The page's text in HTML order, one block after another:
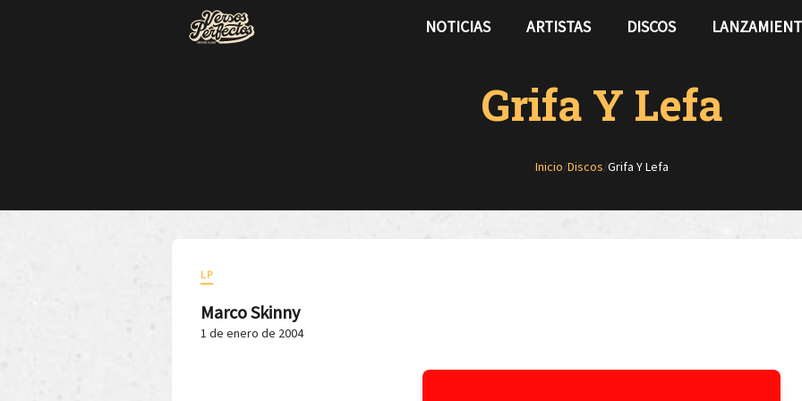
NOTICIAS ARTISTAS DISCOS
Grifa Y Lefa
Inicio/Discos/Grifa Y Lefa
LP
Marco Skinny
1 de enero de 2004